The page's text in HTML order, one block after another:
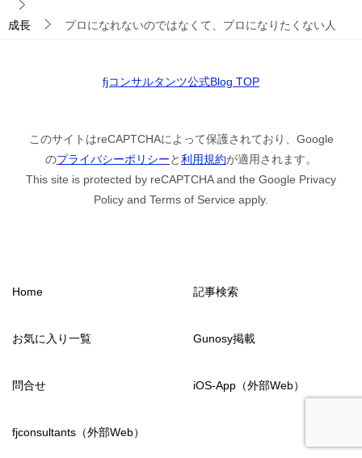
成長 プロになれないのではなくて、プロになりたくない人
fjコンサルタンツ公式Blog TOP
このサイトはreCAPTCHAによって保護されており、Google
のプライバシーポリシーと利用規約が適用されます。
This site is protected by reCAPTCHA and the Google Privacy
Policy and Terms of Service apply.
Home 記事検索
お気に入り一覧 Gunosy掲載
問合せ iOS-App（外部Web）
fjconsultants（外部Web）